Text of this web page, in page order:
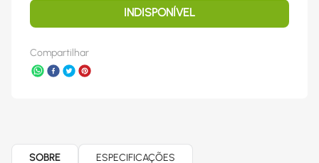
INDISPONÍVEL
Compartilhar
SOBRE ESPECIFICAÇÕES